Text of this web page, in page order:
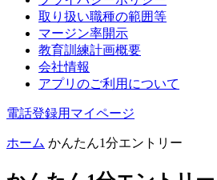
取り扱い職種の範囲等
マージン率開示
教育訓練計画概要
会社情報
アプリのご利用について
電話登録用マイページ
ホーム かんたん1分エントリー